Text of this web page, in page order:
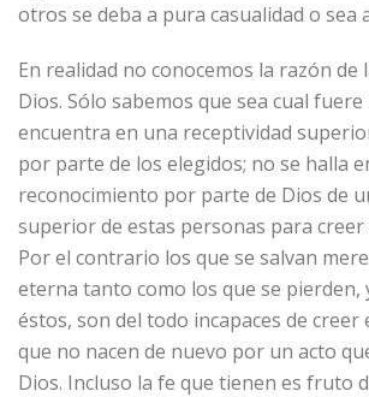
otros se deba a pura casualidad o sea
En realidad no conocemos la razón de
Dios. Sólo sabemos que sea cual
encuentra en una receptividad
por parte de los elegidos; no se halla
reconocimiento por parte de Dios de
superior de estas personas para creer
Por el contrario los que se salvan
eterna tanto como los que se pierden,
éstos, son del todo incapaces de creer
que no nacen de nuevo por un acto
Dios. Incluso la fe que tienen es fruto